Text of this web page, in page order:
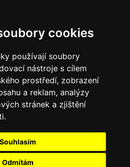
cookies
používají soubory
nástroje s cílem
prostředí, zobrazení
a reklam, analýzy
stránek a zjištění
Souhlasím
Odmítám